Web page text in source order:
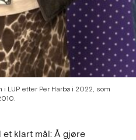
i LUP etter Per Harbø i 2022, som
et klart mål: Å gjøre